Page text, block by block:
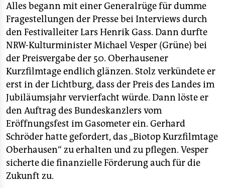
verlag
verlag
veranstaltungen
shop
fragen & hilfe
unterstützen
abo
genossenschaft
epaper login
Alles begann mit einer Generalrüge für dumme
Fragestellungen der Presse bei Interviews durch
den Festivalleiter Lars Henrik Gass. Dann durfte
NRW-Kulturminister Michael Vesper (Grüne) bei
der Preisvergabe der 50. Oberhausener
Kurzfilmtage endlich glänzen. Stolz verkündete er
erst in der Lichtburg, dass der Preis des Landes im
Jubiläumsjahr vervierfacht würde. Dann löste er
den Auftrag des Bundeskanzlers vom
Eröffnungsfest im Gasometer ein. Gerhard
Schröder hatte gefordert, das „Biotop Kurzfilmtage
Oberhausen“ zu erhalten und zu pflegen. Vesper
sicherte die finanzielle Förderung auch für die
Zukunft zu.